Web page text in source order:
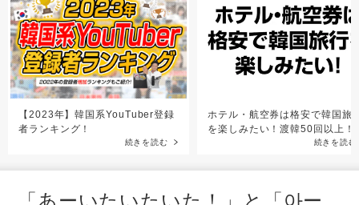
【2023年】韓国系YouTuber登録
者ランキング！
続きを読む
ホテル・航空券は格安で韓国旅
を楽しみたい！渡韓50回以上！
続きを読む
「あーいたいたいた！」と「아ー